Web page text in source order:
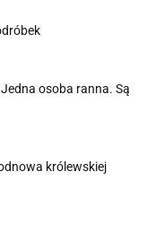
osoba ranna. Są
królewskiej